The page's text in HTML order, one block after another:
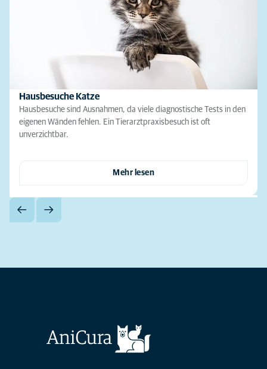
Hausbesuche Katze
Hausbesuche sind Ausnahmen, da viele diagnostische Tests in den
eigenen Wänden fehlen. Ein Tierarztpraxisbesuch ist oft
unverzichtbar.
Mehr lesen